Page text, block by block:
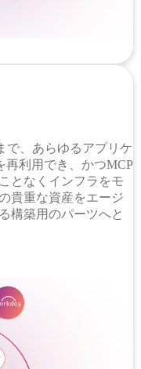
で、あらゆるアプリケ
再利用でき、かつMCP
となくインフラをモ
貴重な資産をエージ
構築用のパーツへと